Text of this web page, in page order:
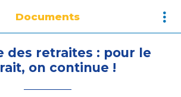
Documents
des retraites : pour le
on continue !